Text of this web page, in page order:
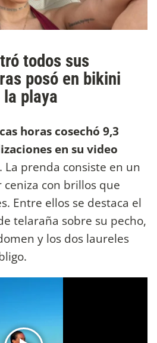
todos sus
posó en bikini
playa
horas cosechó 9,3
en su video
. La prenda consiste en un
ceniza con brillos que
Entre ellos se destaca el
telaraña sobre su pecho,
y los dos laureles